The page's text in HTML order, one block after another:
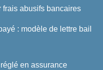
frais abusifs bancaires
: modèle de lettre bail
en assurance